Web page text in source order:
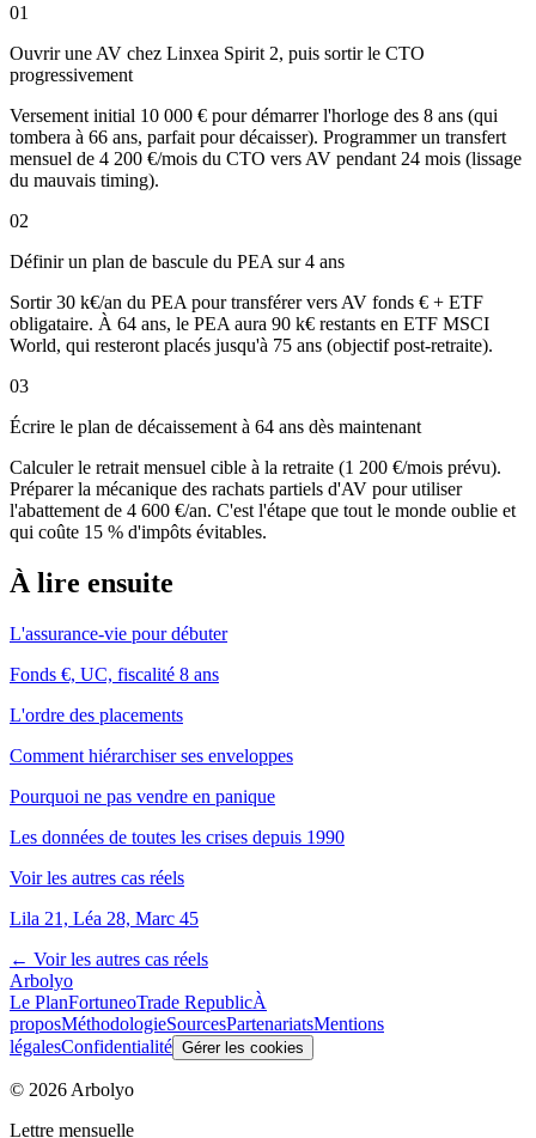
01
Ouvrir une AV chez Linxea Spirit 2, puis sortir le CTO
progressivement
Versement initial 10 000 € pour démarrer l'horloge des 8 ans (qui
tombera à 66 ans, parfait pour décaisser). Programmer un transfert
mensuel de 4 200 €/mois du CTO vers AV pendant 24 mois (lissage
du mauvais timing).
02
Définir un plan de bascule du PEA sur 4 ans
Sortir 30 k€/an du PEA pour transférer vers AV fonds € + ETF
obligataire. À 64 ans, le PEA aura 90 k€ restants en ETF MSCI
World, qui resteront placés jusqu'à 75 ans (objectif post-retraite).
03
Écrire le plan de décaissement à 64 ans dès maintenant
Calculer le retrait mensuel cible à la retraite (1 200 €/mois prévu).
Préparer la mécanique des rachats partiels d'AV pour utiliser
l'abattement de 4 600 €/an. C'est l'étape que tout le monde oublie et
qui coûte 15 % d'impôts évitables.
À lire ensuite
L'assurance-vie pour débuter
Fonds €, UC, fiscalité 8 ans
L'ordre des placements
Comment hiérarchiser ses enveloppes
Pourquoi ne pas vendre en panique
Les données de toutes les crises depuis 1990
Voir les autres cas réels
Lila 21, Léa 28, Marc 45
← Voir les autres cas réels
Arbolyo
Le PlanFortuneoTrade RepublicÀ
proposMéthodologieSourcesPartenariatsMentions
légalesConfidentialité Gérer les cookies
© 2026 Arbolyo
Lettre mensuelle